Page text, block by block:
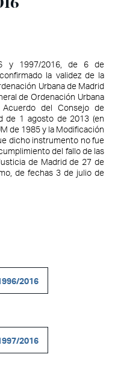
y 1997/2016, de 6 de
la validez de la
Urbana de Madrid
de Ordenación Urbana
del Consejo de
de 1 agosto de 2013 (en
de 1985 y la Modificación
dicho instrumento no fue
del fallo de las
de Madrid de 27 de
de fechas 3 de julio de
2016
2016